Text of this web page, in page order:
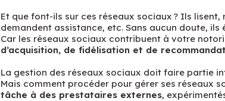
Et que font-ils sur ces réseaux sociaux ? Ils
demandent assistance, etc. Sans aucun doute,
Car les réseaux sociaux contribuent à votre
d’acquisition, de fidélisation et de
La gestion des réseaux sociaux doit faire partie
Mais comment procéder pour gérer ses réseaux
tâche à des prestataires externes,